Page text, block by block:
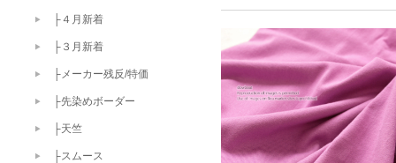
├４月新着
├３月新着
├メーカー残反/特価
├先染めボーダー
├天竺
├スムース